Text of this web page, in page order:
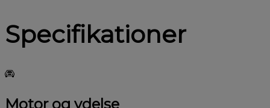
Specifikationer
Motor og ydelse